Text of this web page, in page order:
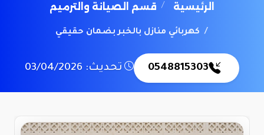
الرئيسية قسم الصيانة والترميم
كهربائي منازل بالخبر بضمان حقيقي
0548815303 تحديث: 03/04/2026